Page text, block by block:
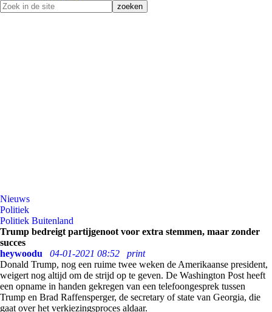
Nieuws
Politiek
Politiek Buitenland
Trump bedreigt partijgenoot voor extra stemmen, maar zonder
succes
heywoodu
04-01-2021 08:52
print
Donald Trump, nog een ruime twee weken de Amerikaanse president,
weigert nog altijd om de strijd op te geven. De Washington Post heeft
een opname in handen gekregen van een telefoongesprek tussen
Trump en Brad Raffensperger, de secretary of state van Georgia, die
gaat over het verkiezingsproces aldaar.